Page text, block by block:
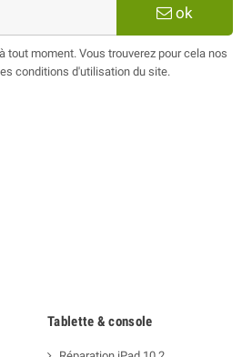
ok
tout moment. Vous trouverez pour cela nos
conditions d'utilisation du site.
Tablette & console